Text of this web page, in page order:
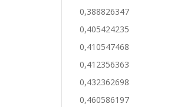
0,388826347
0,405424235
0,410547468
0,412356363
0,432362698
0,460586197